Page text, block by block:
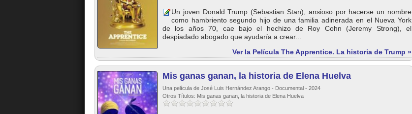
Un joven Donald Trump (Sebastian Stan), ansioso por hacerse un nombre
como hambriento segundo hijo de una familia adinerada en el Nueva York
de los años 70, cae bajo el hechizo de Roy Cohn (Jeremy Strong), el
despiadado abogado que ayudaría a crear...
Ver la Película The Apprentice. La historia de Trump »
Mis ganas ganan, la historia de Elena Huelva
Una película de José Luis Hernández Arango - Documental - 2024
Otros Títulos: Mis ganas ganan, la historia de Elena Huelva